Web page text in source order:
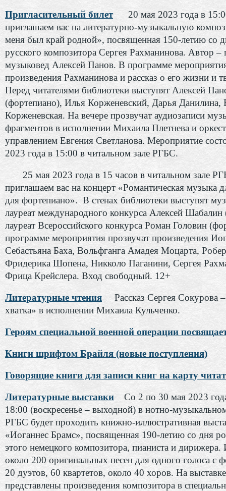
Пригласительный билет
20 мая 2023 года в
приглашаем вас на литературно-музыкальную
меня был край родной», посвященная 150-летию со
русского композитора Сергея Рахманинова. Автор –
музыковед Алексей Панов. В программе
произведения Рахманинова и рассказ о его жизни и
Перед читателями библиотеки выступят Алексей
(фортепиано), Илья Корженевский, Дарья Данилина,
Корженевская. На вечере прозвучат аудиозаписи
фрагментов в исполнении Михаила Плетнева и
управлением Евгения Светланова. Мероприятие
2023 года в 15:00 в читальном зале РГБС.
25 мая 2023 года в 15 часов в читальном зале
приглашаем вас на концерт «Романтическая музыка
для фортепиано». В стенах библиотеки выступят
лауреат международного конкурса Алексей Шабалин
лауреат Всероссийского конкурса Роман Головин
программе мероприятия прозвучат произведения
Себастьяна Баха, Вольфганга Амадея Моцарта,
Фридерика Шопена, Никколо Паганини, Сергея
Фрица Крейслера. Вход свободный. 12+
Литературные чтения
Рассказ Сергея Сокурова
хватка» в исполнении Михаила Кульченко.
Героям специальной военной операции
Книги шрифтом Брайля (новые поступления)
Говорящие книги для записи книг на карту
Литературные выставки
Со 2 по 30 мая 2023
18:00 (воскресенье – выходной) в нотно-
РГБС будет проходить книжно-иллюстративная
«Иоганнес Брамс», посвященная 190-летию со дня
этого немецкого композитора, пианиста и
около 200 оригинальных песен для одного голоса с
20 дуэтов, 60 квартетов, около 40 хоров. На
представлены произведения композитора в